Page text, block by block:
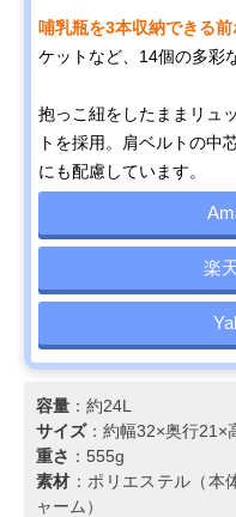
哺乳瓶を3本収納できる前
ケットなど、14個の多彩
抱っこ紐をしたままリュ
トを採用。肩ベルトの中
にも配慮しています。
楽
容量 ：約24L
サイズ：約幅32×奥行21×
重さ ：555g
素材 ：ポリエステル（
ャーム）